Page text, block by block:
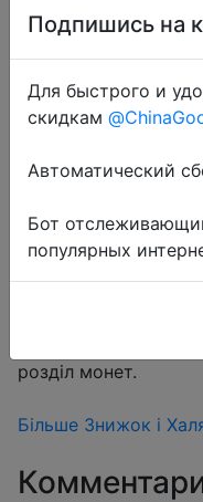
Знижка монетками
розділ монет.
Більше Знижок і
Подпишись на
Для быстрого и
скидкам
Автоматический
Бот
популярных